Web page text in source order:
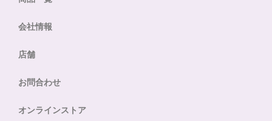
会社情報
店舗
お問合わせ
オンラインストア